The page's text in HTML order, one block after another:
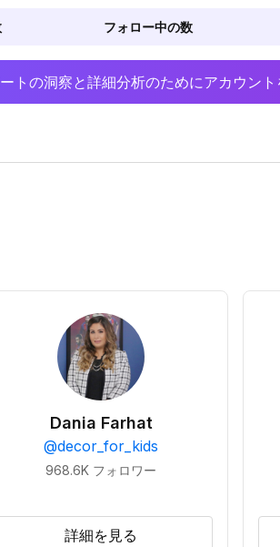
フォロー中の数
トの洞察と詳細分析のためにアカウント
Dania Farhat
@decor_for_kids
968.6K フォロワー
詳細を見る